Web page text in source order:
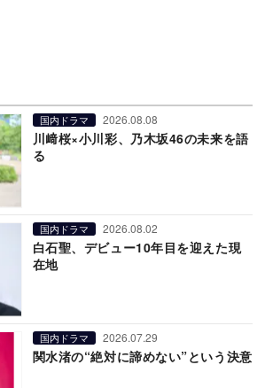
国内ドラマ 2026.08.08
川﨑桜×小川彩、乃木坂46の未来を語
る
国内ドラマ 2026.08.02
白石聖、デビュー10年目を迎えた現
在地
国内ドラマ 2026.07.29
関水渚の“絶対に諦めない”という決意